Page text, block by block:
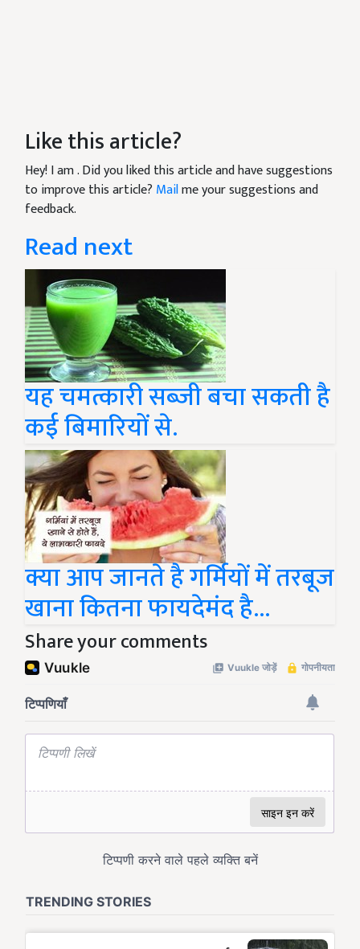
Like this article?
Hey! I am. Did you liked this article and have suggestions
to improve this article? Mailme your suggestions and
feedback.
Read next
यह चमत्कारी सब्जी बचा सकती है
कई बिमारियों से.
क्या आप जानते है गर्मियों में तरबूज
खाना कितना फायदेमंद है...
Share your comments